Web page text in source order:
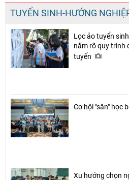
TUYỂN SINH-HƯỚNG
Lọc ảo tuyển
nắm rõ quy trình
tuyển
Cơ hội "săn" học
Xu hướng chọn